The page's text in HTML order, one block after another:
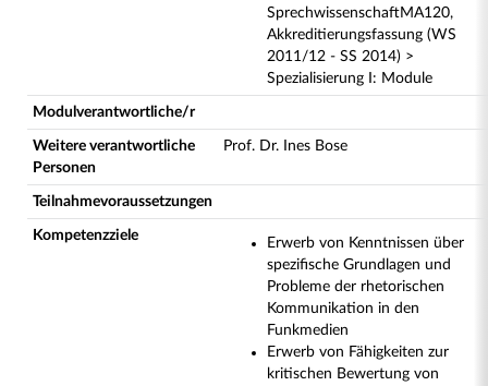
SprechwissenschaftMA120,
Akkreditierungsfassung (WS
2011/12 - SS 2014) >
Spezialisierung I: Module
Modulverantwortliche/r
Weitere verantwortliche
Personen
Prof. Dr. Ines Bose
Teilnahmevoraussetzungen
Kompetenzziele
Erwerb von Kenntnissen über
spezifische Grundlagen und
Probleme der rhetorischen
Kommunikation in den
Funkmedien
Erwerb von Fähigkeiten zur
kritischen Bewertung von